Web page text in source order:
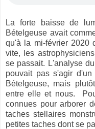
La forte baisse de
Bételgeuse avait
qu'à la mi-février 2020
vite, les
se passait. L'analyse
pouvait pas s'agir
Bételgeuse, mais
entre elle et nous.
connues pour arborer
taches stellaires
petites taches dont se